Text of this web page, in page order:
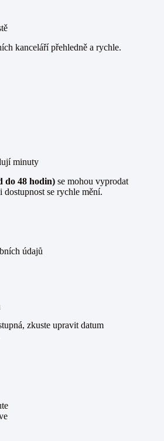
kanceláří přehledně a rychle.
minuty
do 48 hodin) se mohou vyprodat
se rychle mění.
údajů
zkuste upravit datum